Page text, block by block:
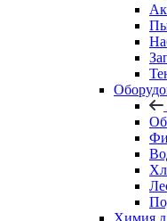
Химия